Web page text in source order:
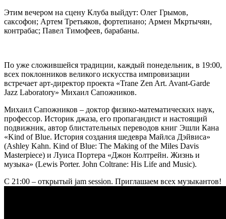
Этим вечером на сцену Клуба выйдут: Олег Грымов,
саксофон; Артем Третьяков, фортепиано; Армен Мкртычян,
контрабас; Павел Тимофеев, барабаны.
По уже сложившейся традиции, каждый понедельник, в 19:00,
всех поклонников великого искусства импровизации
встречает арт-директор проекта «Trane Zen Art. Avant-Garde
Jazz Laboratory» Михаил Сапожников.
Михаил Сапожников – доктор физико-математических наук,
профессор. Историк джаза, его пропагандист и настоящий
подвижник, автор блистательных переводов книг Эшли Кана
«Kind of Blue. История создания шедевра Майлса Дэйвиса»
(Ashley Kahn. Kind of Blue: The Making of the Miles Davis
Masterpiece) и Луиса Портера «Джон Колтрейн. Жизнь и
музыка» (Lewis Porter. John Coltrane: His Life and Music).
С 21:00 – открытый jam session. Приглашаем всех музыкантов!